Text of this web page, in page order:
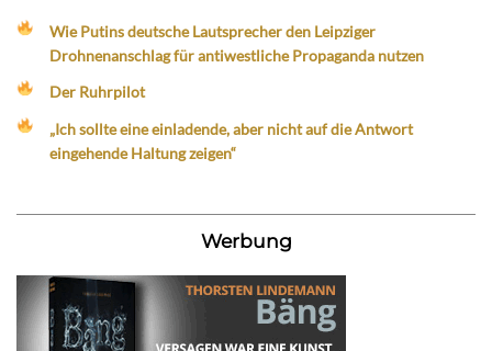
Wie Putins deutsche Lautsprecher den Leipziger
Drohnenanschlag für antiwestliche Propaganda nutzen
Der Ruhrpilot
„Ich sollte eine einladende, aber nicht auf die Antwort
eingehende Haltung zeigen“
Werbung